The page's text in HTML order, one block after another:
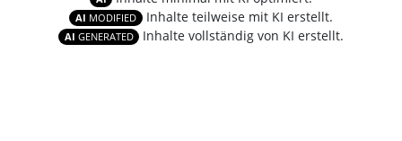
AI MODIFIED Inhalte teilweise mit KI erstellt.
AI GENERATED Inhalte vollständig von KI erstellt.